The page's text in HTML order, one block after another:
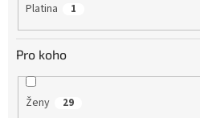
Platina 1
Pro koho
Ženy 29